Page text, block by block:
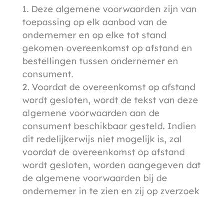
Deze algemene voorwaarden zijn van
toepassing op elk aanbod van de
ondernemer en op elke tot stand
gekomen overeenkomst op afstand en
bestellingen tussen ondernemer en
consument.
Voordat de overeenkomst op afstand
wordt gesloten, wordt de tekst van deze
algemene voorwaarden aan de
consument beschikbaar gesteld. Indien
dit redelijkerwijs niet mogelijk is, zal
voordat de overeenkomst op afstand
wordt gesloten, worden aangegeven dat
de algemene voorwaarden bij de
ondernemer in te zien en zij op zverzoek